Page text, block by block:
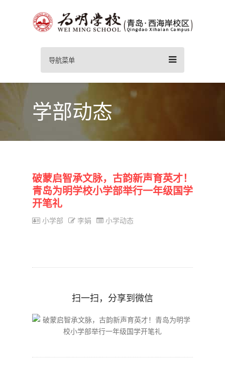
导航菜单
学部动态
破蒙启智承文脉，古韵新声育英才！
青岛为明学校小学部举行一年级国学
开笔礼
小学部 李娟 小学动态
扫一扫，分享到微信